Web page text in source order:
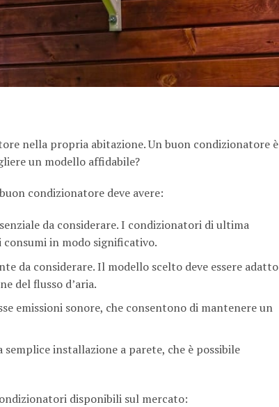
nella propria abitazione. Un buon condizionatore è
un modello affidabile?
condizionatore deve avere:
da considerare. I condizionatori di ultima
consumi in modo significativo.
da considerare. Il modello scelto deve essere adatto
del flusso d’aria.
emissioni sonore, che consentono di mantenere un
installazione a parete, che è possibile
disponibili sul mercato: